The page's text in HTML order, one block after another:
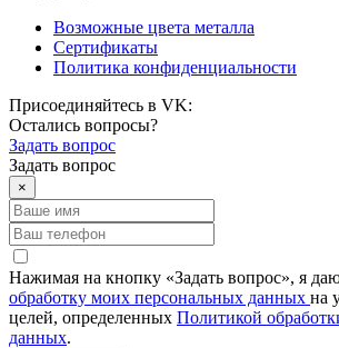
Возможные цвета металла
Сертификаты
Политика конфиденциальности
Присоединяйтесь в VK:
Остались вопросы?
Задать вопрос
Задать вопрос
×
Нажимая на кнопку «Задать вопрос», я
обработку моих персональных данных на
целей, определенных Политикой
данных.